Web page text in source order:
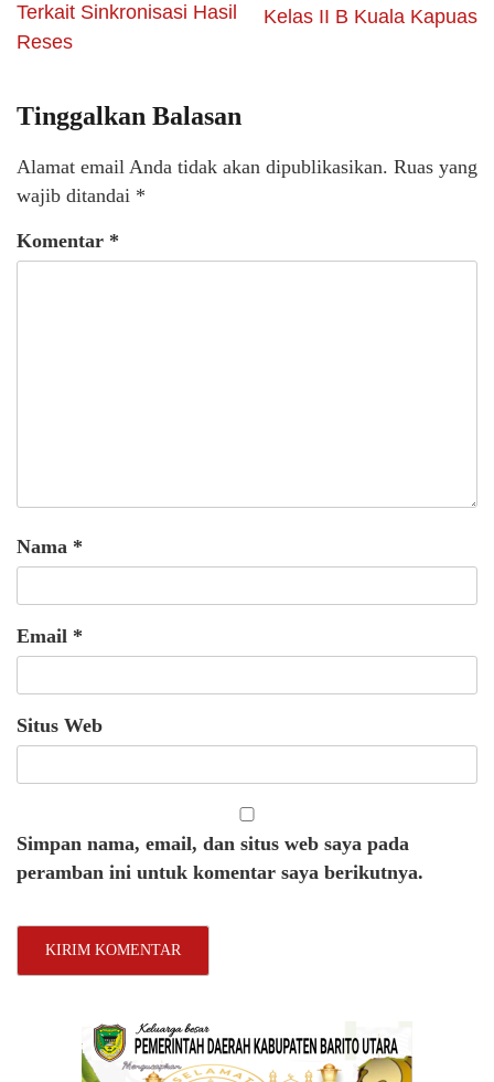
Terkait Sinkronisasi Hasil
Reses
Kelas II B Kuala Kapuas
Tinggalkan Balasan
Alamat email Anda tidak akan dipublikasikan. Ruas yang
wajib ditandai *
Komentar *
Nama *
Email *
Situs Web
Simpan nama, email, dan situs web saya pada
peramban ini untuk komentar saya berikutnya.